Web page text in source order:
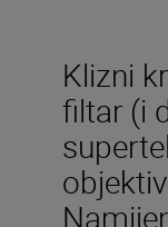
Klizni
filtar (i